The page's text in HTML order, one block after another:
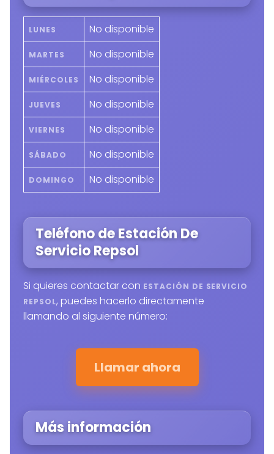
LUNES No disponible
MARTES No disponible
MIÉRCOLES No disponible
JUEVES No disponible
VIERNES No disponible
SÁBADO No disponible
DOMINGO No disponible
Teléfono de Estación De
Servicio Repsol
Si quieres contactar con ESTACIÓN DE SERVICIO
REPSOL, puedes hacerlo directamente
llamando al siguiente número:
Llamar ahora
Más información